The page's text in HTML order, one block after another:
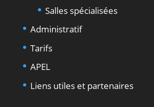
Salles spécialisées
Administratif
Tarifs
APEL
Liens utiles et partenaires